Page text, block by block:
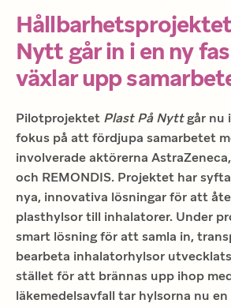
Nytt går in i en ny
växlar upp
Pilotprojektet Plast På Nytt går nu
fokus på att fördjupa samarbetet
involverade aktörerna
och REMONDIS. Projektet har
nya, innovativa lösningar för att
plasthylsor till inhalatorer. Under
smart lösning för att samla in,
bearbeta inhalatorhylsor
stället för att brännas upp ihop
läkemedelsavfall tar hylsorna nu